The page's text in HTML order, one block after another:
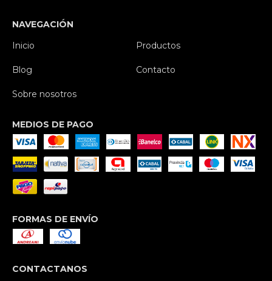
NAVEGACIÓN
Inicio
Productos
Blog Contacto
Sobre nosotros
MEDIOS DE PAGO
FORMAS DE ENVÍO
CONTACTANOS